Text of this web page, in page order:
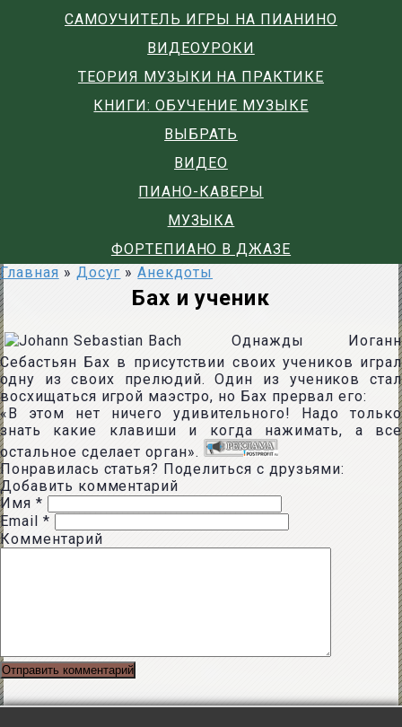
САМОУЧИТЕЛЬ ИГРЫ НА ПИАНИНО
ВИДЕОУРОКИ
ТЕОРИЯ МУЗЫКИ НА ПРАКТИКЕ
КНИГИ: ОБУЧЕНИЕ МУЗЫКЕ
ВЫБРАТЬ
ВИДЕО
ПИАНО-КАВЕРЫ
МУЗЫКА
ФОРТЕПИАНО В ДЖАЗЕ
Главная » Досуг » Анекдоты
Бах и ученик
Однажды Иоганн
Себастьян Бах в присутствии своих учеников играл
одну из своих прелюдий. Один из учеников стал
восхищаться игрой маэстро, но Бах прервал его:
«В этом нет ничего удивительного! Надо только
знать какие клавиши и когда нажимать, а все
остальное сделает орган».
Понравилась статья? Поделиться с друзьями:
Добавить комментарий
Имя *
Email *
Комментарий